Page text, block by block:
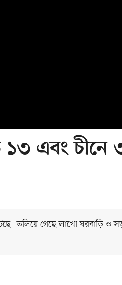
১৩ এবং
তলিয়ে গেছে লাখো ঘরবাড়ি ও